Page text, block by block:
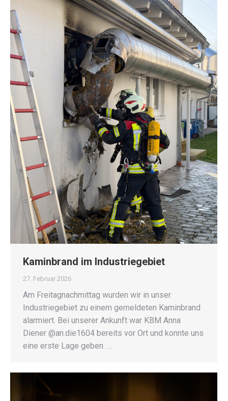
Kaminbrand im Industriegebiet
27. Februar 2026
Am Freitagnachmittag wurden wir in unser
Industriegebiet zu einem gemeldeten Kaminbrand
alarmiert. Bei unserer Ankunft war KBM Anna
Diener @an.die1604 bereits vor Ort und konnte uns
eine erste Lage geben. …